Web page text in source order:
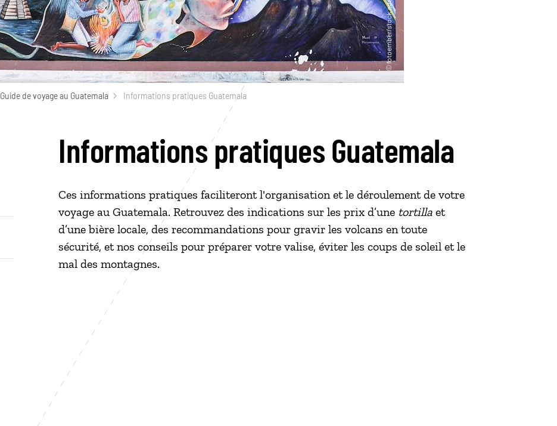
Guide de voyage au Guatemala Informations pratiques Guatemala
Informations pratiques Guatemala
Ces informations pratiques faciliteront l'organisation et le déroulement de votre
voyage au Guatemala. Retrouvez des indications sur les prix d’une tortilla et
d’une bière locale, des recommandations pour gravir les volcans en toute
sécurité, et nos conseils pour préparer votre valise, éviter les coups de soleil et le
mal des montagnes.